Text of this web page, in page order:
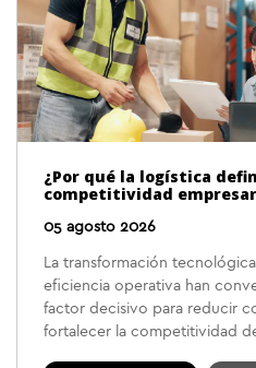
¿Por qué la logística
competitividad
05 agosto 2026
La transformación
eficiencia operativa han
factor decisivo para reducir
fortalecer la competitividad